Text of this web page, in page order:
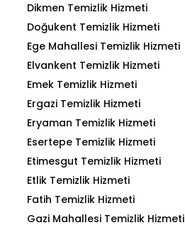
Dikmen Temizlik Hizmeti
Doğukent Temizlik Hizmeti
Ege Mahallesi Temizlik Hizmeti
Elvankent Temizlik Hizmeti
Emek Temizlik Hizmeti
Ergazi Temizlik Hizmeti
Eryaman Temizlik Hizmeti
Esertepe Temizlik Hizmeti
Etimesgut Temizlik Hizmeti
Etlik Temizlik Hizmeti
Fatih Temizlik Hizmeti
Gazi Mahallesi Temizlik Hizmeti